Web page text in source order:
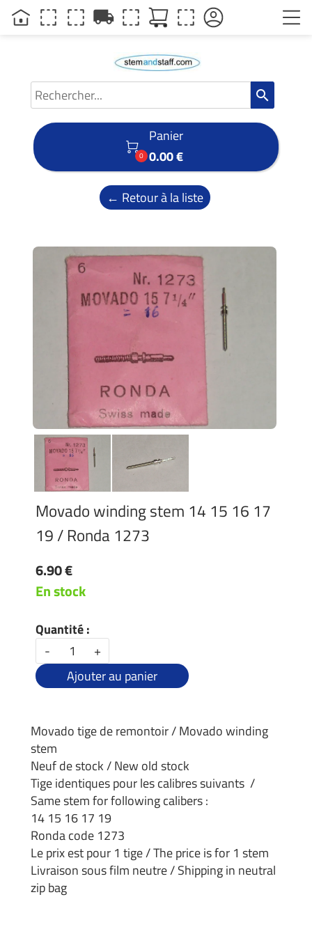
search

0
Panier
0.00 €
← Retour à la liste
Movado winding stem 14 15 16 17
19 / Ronda 1273
6.90 €
En stock
Quantité :
-
+
Ajouter au panier
Movado tige de remontoir / Movado winding
stem
Neuf de stock / New old stock
Tige identiques pour les calibres suivants /
Same stem for following calibers :
14 15 16 17 19
Ronda code 1273
Le prix est pour 1 tige / The price is for 1 stem
Livraison sous film neutre / Shipping in neutral
zip bag
local_shipping